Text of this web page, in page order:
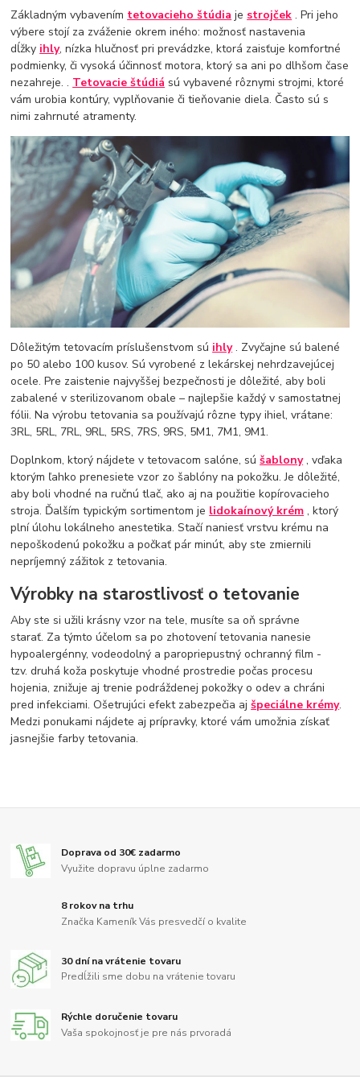
Základným vybavením tetovacieho štúdia je strojček . Pri jeho
výbere stojí za zváženie okrem iného: možnosť nastavenia
dĺžky ihly, nízka hlučnosť pri prevádzke, ktorá zaisťuje komfortné
podmienky, či vysoká účinnosť motora, ktorý sa ani po dlhšom čase
nezahreje. . Tetovacie štúdiá sú vybavené rôznymi strojmi, ktoré
vám urobia kontúry, vyplňovanie či tieňovanie diela. Často sú s
nimi zahrnuté atramenty.
Dôležitým tetovacím príslušenstvom sú ihly. Zvyčajne sú balené
po 50 alebo 100 kusov. Sú vyrobené z lekárskej nehrdzavejúcej
ocele. Pre zaistenie najvyššej bezpečnosti je dôležité, aby boli
zabalené v sterilizovanom obale – najlepšie každý v samostatnej
fólii. Na výrobu tetovania sa používajú rôzne typy ihiel, vrátane:
3RL, 5RL, 7RL, 9RL, 5RS, 7RS, 9RS, 5M1, 7M1, 9M1.
Doplnkom, ktorý nájdete v tetovacom salóne, súšablony, vďaka
ktorým ľahko prenesiete vzor zo šablóny na pokožku. Je dôležité,
aby boli vhodné na ručnú tlač, ako aj na použitie kopírovacieho
stroja. Ďalším typickým sortimentom je lidokaínový krém , ktorý
plní úlohu lokálneho anestetika. Stačí naniesť vrstvu krému na
nepoškodenú pokožku a počkať pár minút, aby ste zmiernili
nepríjemný zážitok z tetovania.
Výrobky na starostlivosť o tetovanie
Aby ste si užili krásny vzor na tele, musíte sa oň správne
starať. Za týmto účelom sa po zhotovení tetovania nanesie
hypoalergénny, vodeodolný a paropriepustný ochranný film -
tzv. druhá koža poskytuje vhodné prostredie počas procesu
hojenia, znižuje aj trenie podráždenej pokožky o odev a chráni
pred infekciami. Ošetrujúci efekt zabezpečia ajšpeciálne krémy.
Medzi ponukami nájdete aj prípravky, ktoré vám umožnia získať
jasnejšie farby tetovania.
Doprava od 30€ zadarmo
Využite dopravu úplne zadarmo
8 rokov na trhu
Značka Kameník Vás presvedčí o kvalite
30 dní na vrátenie tovaru
Predĺžili sme dobu na vrátenie tovaru
Rýchle doručenie tovaru
Vaša spokojnosť je pre nás prvoradá